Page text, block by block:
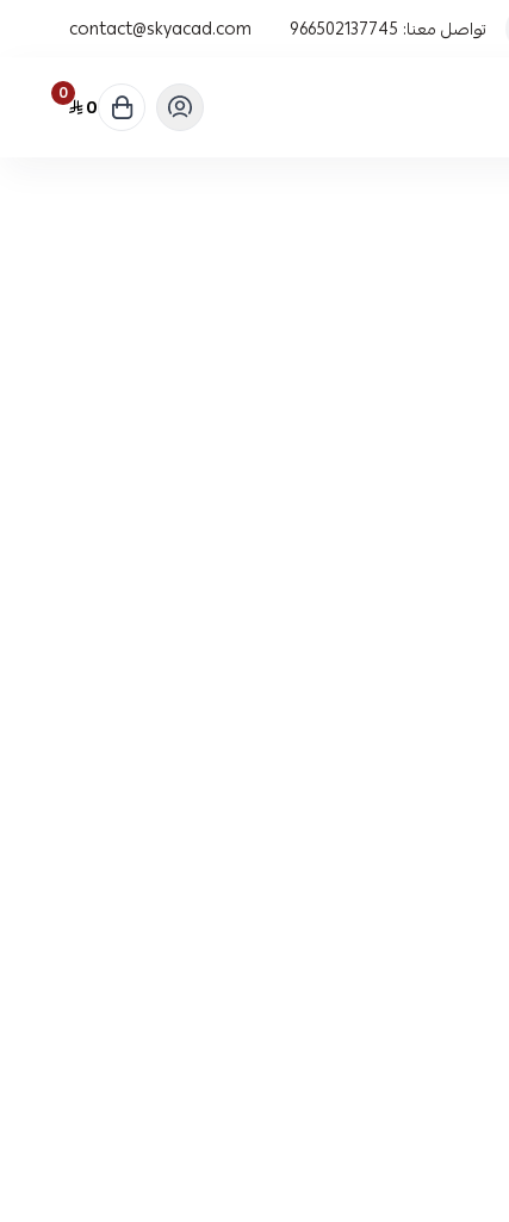
تواصل معنا: 966502137745
contact@skyacad.com
0 0